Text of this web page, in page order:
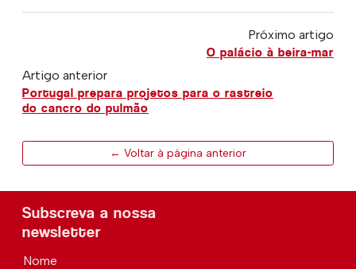
Próximo artigo
O palácio à beira-mar
Artigo anterior
Portugal prepara projetos para o rastreio
do cancro do pulmão
← Voltar à página anterior
Subscreva a nossa
newsletter
Nome